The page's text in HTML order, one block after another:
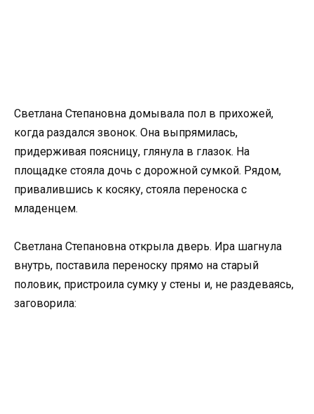
Светлана Степановна домывала пол в прихожей,
когда раздался звонок. Она выпрямилась,
придерживая поясницу, глянула в глазок. На
площадке стояла дочь с дорожной сумкой. Рядом,
привалившись к косяку, стояла переноска с
младенцем.
Светлана Степановна открыла дверь. Ира шагнула
внутрь, поставила переноску прямо на старый
половик, пристроила сумку у стены и, не раздеваясь,
заговорила: